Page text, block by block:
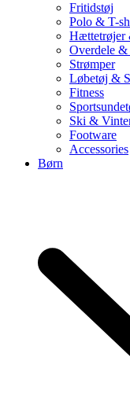
Fritidstøj
Polo & T-
Hættetrøjer
Overdele &
Strømper
Løbetøj &
Fitness
Ski &
Footware
Accessories
Børn